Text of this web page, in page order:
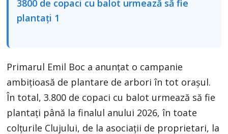
Primarul Emil Boc a anunțat o campanie
ambițioasă de plantare de arbori în tot orașul.
În total, 3.800 de copaci cu balot urmează să fie
plantați până la finalul anului 2026, în toate
colțurile Clujului, de la asociații de proprietari, la